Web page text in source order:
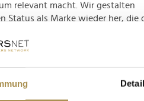
relevant macht. Wir gestalten
Status als Marke wieder her, die
bereichert,“ betont
zu sehen:Elon Muskzeigt sich
Spot ist kein einziges Mal auch
sprechen sogar von der